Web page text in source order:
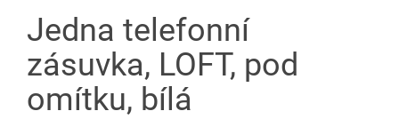
Jedna telefonní
zásuvka, LOFT, pod
omítku, bílá